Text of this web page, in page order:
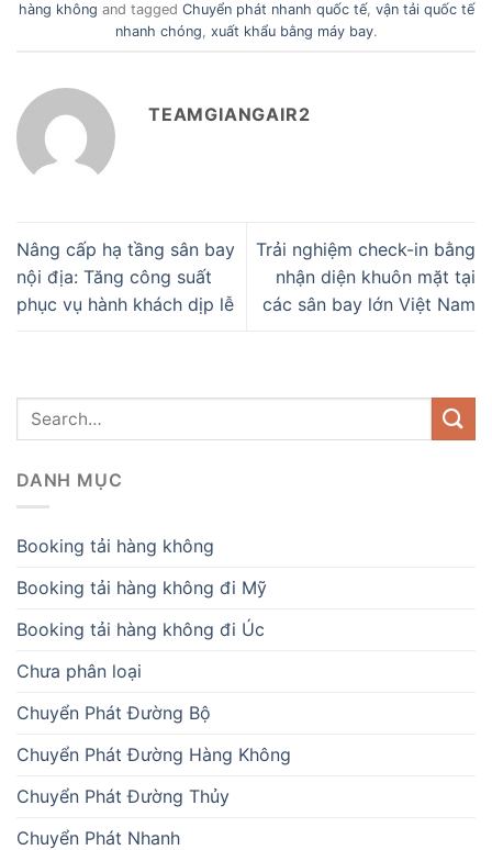
hàng không and tagged Chuyển phát nhanh quốc tế, vận tải quốc tế
nhanh chóng xuất khẩu bằng máy bay.
TEAMGIANGAIR2
Nâng cấp hạ tầng sân bay
nội địa: Tăng công suất
phục vụ hành khách dịp lễ
Trải nghiệm check-in bằng
nhận diện khuôn mặt tại
các sân bay lớn Việt Nam
DANH MỤC
Booking tải hàng không
Booking tải hàng không đi Mỹ
Booking tải hàng không đi Úc
Chưa phân loại
Chuyển Phát Đường Bộ
Chuyển Phát Đường Hàng Không
Chuyển Phát Đường Thủy
Chuyển Phát Nhanh